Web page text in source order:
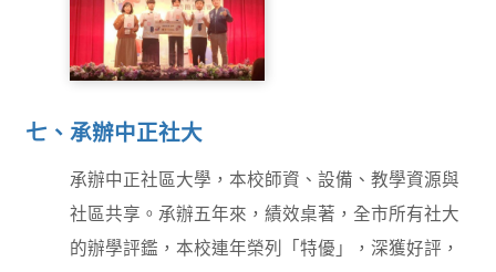
柔道隊
七、承辦中正社大
承辦中正社區大學，本校師資、設備、教學資源與
社區共享。承辦五年來，績效桌著，全市所有社大
的辦學評鑑，本校連年榮列「特優」，深獲好評，